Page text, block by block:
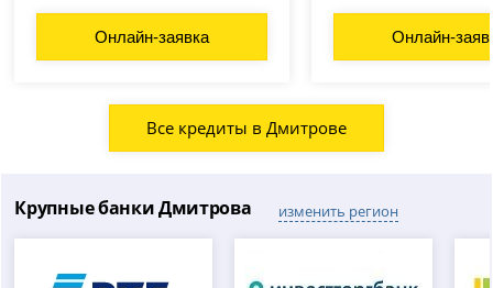
Онлайн-заявка Онлайн-
Все кредиты в Дмитрове
Крупные банки Дмитрова изменить регион